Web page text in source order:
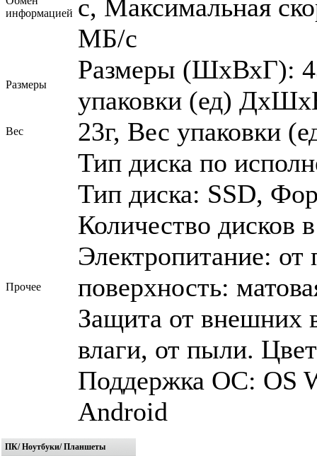
информацией с, Максимальная
МБ/с
Размеры
Размеры (ШхВхГ):
упаковки (ед)
Вес 23г, Вес упаковки
Прочее
Тип диска по
Тип диска: SSD,
Количество дисков
Электропитание:
поверхность:
Защита от внешних
влаги, от пыли.
Поддержка ОС: ОS
Android
ПК/ Ноутбуки/ Планшеты